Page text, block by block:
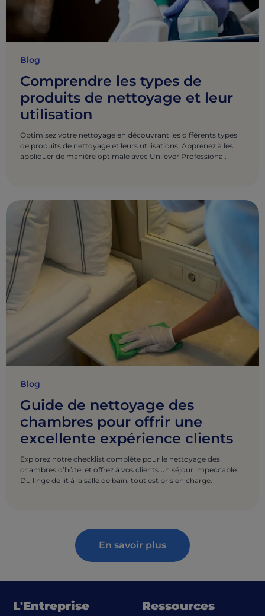
Blog
Comprendre les types de
produits de nettoyage et leur
utilisation
Optimisez votre nettoyage en découvrant les différents types
de produits de nettoyage et leurs utilisations. Apprenez à les
appliquer de manière optimale avec Unilever Professional.
Blog
Guide de nettoyage des
chambres pour offrir une
excellente expérience clients
Explorez notre checklist complète pour le nettoyage des
chambres d’hôtel et offrez à vos clients un séjour impeccable.
Du linge de lit à la salle de bain, tout est pris en charge.
En savoir plus
L'Entreprise Ressources